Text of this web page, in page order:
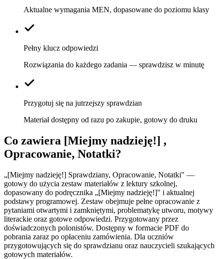
Aktualne wymagania MEN, dopasowane do poziomu klasy
Pełny klucz odpowiedzi
Rozwiązania do każdego zadania — sprawdzisz w minutę
Przygotuj się na jutrzejszy sprawdzian
Materiał dostępny od razu po zakupie, gotowy do druku
Co zawiera [Miejmy nadzieję!] ,
Opracowanie, Notatki?
„[Miejmy nadzieję!] Sprawdziany, Opracowanie, Notatki" —
gotowy do użycia zestaw materiałów z lektury szkolnej,
dopasowany do podręcznika „[Miejmy nadzieję!]" i aktualnej
podstawy programowej. Zestaw obejmuje pełne opracowanie z
pytaniami otwartymi i zamkniętymi, problematykę utworu, motywy
literackie oraz gotowe odpowiedzi. Przygotowany przez
doświadczonych polonistów. Dostępny w formacie PDF do
pobrania zaraz po opłaceniu zamówienia. Dla uczniów
przygotowujących się do sprawdzianu oraz nauczycieli szukających
gotowych materiałów.